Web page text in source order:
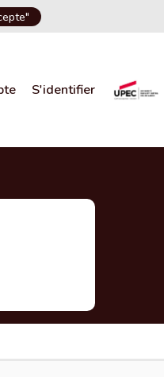
language
S'identifier